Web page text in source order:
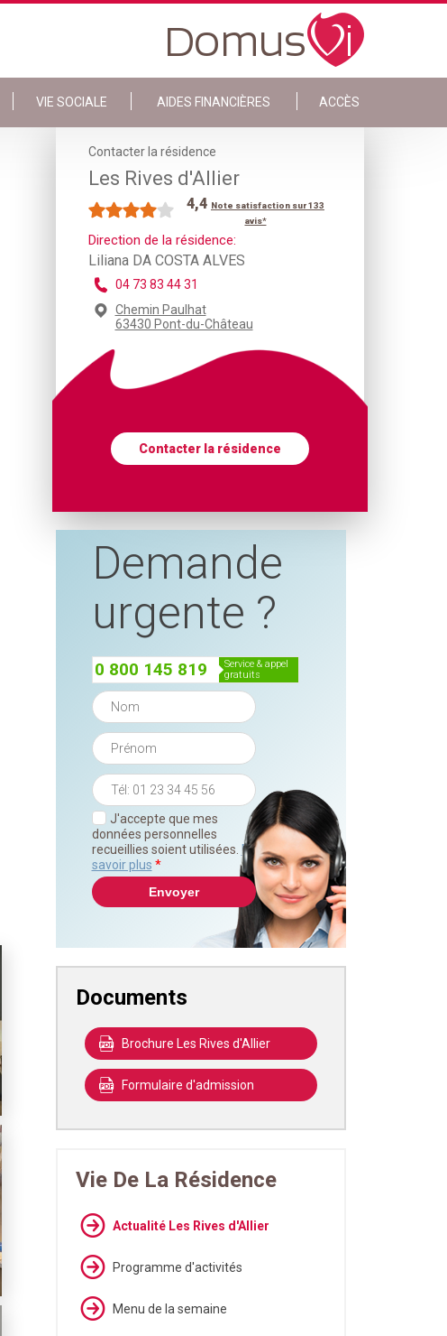
VIE SOCIALE AIDES FINANCIÈRES ACCÈS
Contacter la résidence
Les Rives d'Allier
4,4 Note satisfaction sur 133
avis*
Direction de la résidence:
Liliana DA COSTA ALVES
04 73 83 44 31
Chemin Paulhat
63430 Pont-du-Château
Contacter la résidence
Demande
urgente ?
0 800 145 819
service & appel
gratuits
J'accepte que mes
données personnelles
recueillies soient utilisées. En
savoir plus *
Documents
Brochure Les Rives d'Allier
Formulaire d'admission
Vie De La Résidence
Actualité Les Rives d'Allier
Programme d'activités
Menu de la semaine